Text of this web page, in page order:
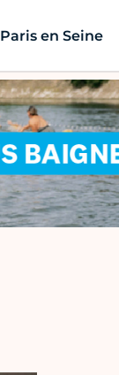
Paris en Seine